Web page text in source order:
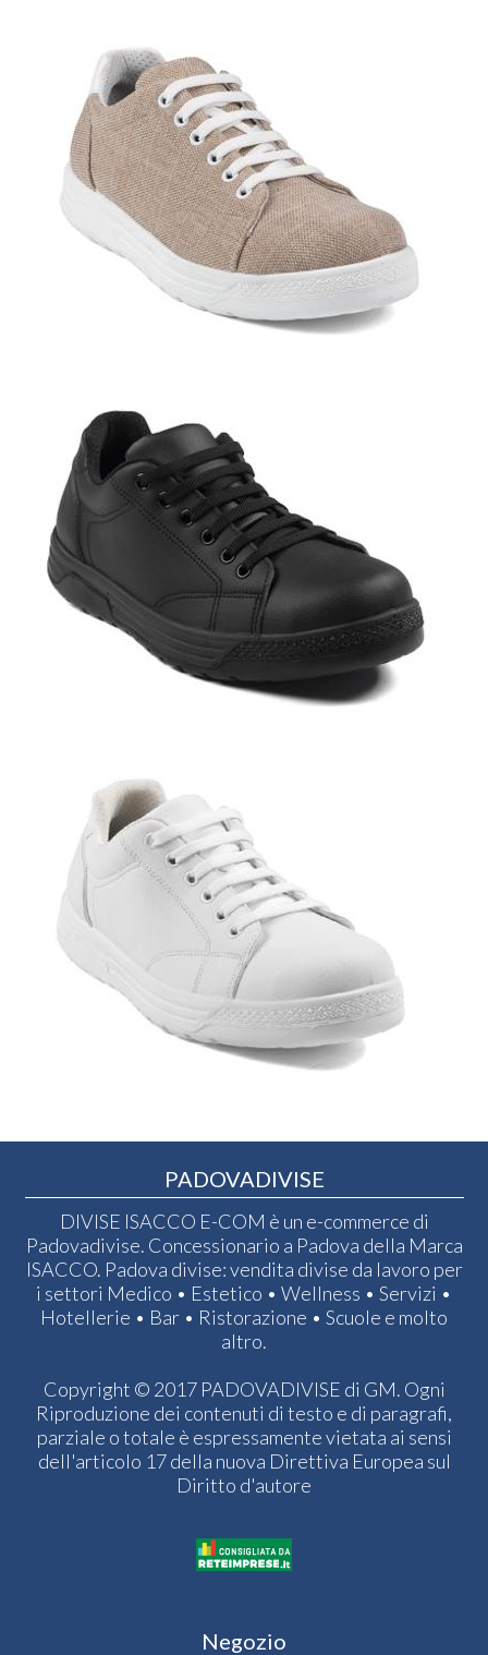
PADOVADIVISE
DIVISE ISACCO E-COM è un e-commerce di
Padovadivise. Concessionario a Padova della Marca
ISACCO. Padova divise: vendita divise da lavoro per
i settori Medico • Estetico • Wellness • Servizi •
Hotellerie • Bar • Ristorazione • Scuole e molto
altro.
Copyright © 2017 PADOVADIVISE di GM. Ogni
Riproduzione dei contenuti di testo e di paragrafi,
parziale o totale è espressamente vietata ai sensi
dell'articolo 17 della nuova Direttiva Europea sul
Diritto d'autore
Negozio